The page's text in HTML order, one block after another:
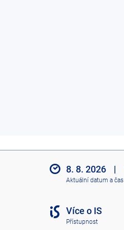
8. 8. 2026 |
Aktuální datum a čas
Více o IS
Přístupnost